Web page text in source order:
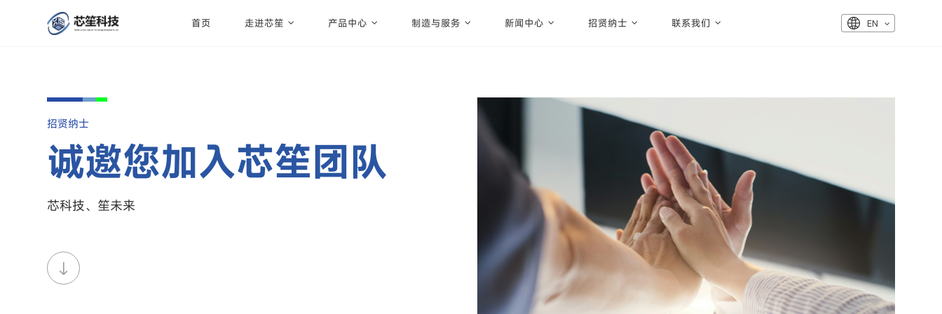
首页 走进芯笙 产品中心 制造与服务 新闻中心 招贤纳士 联系我们 EN
招贤纳士
诚邀您加入芯笙团队
芯科技、笙未来